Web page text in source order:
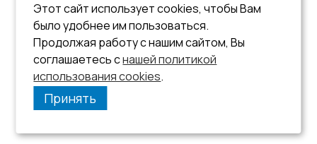
Этот сайт использует cookies, чтобы Вам
было удобнее им пользоваться.
Продолжая работу с нашим сайтом, Вы
соглашаетесь снашей политикой
использования cookies.
Принять